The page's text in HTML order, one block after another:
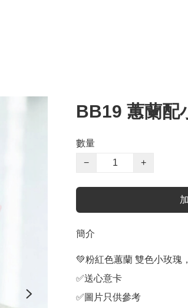
BB19 蕙蘭配
數量
−
+
簡介
💚粉紅色蕙蘭 雙色小玫瑰
✅送心意卡
✅圖片只供參考